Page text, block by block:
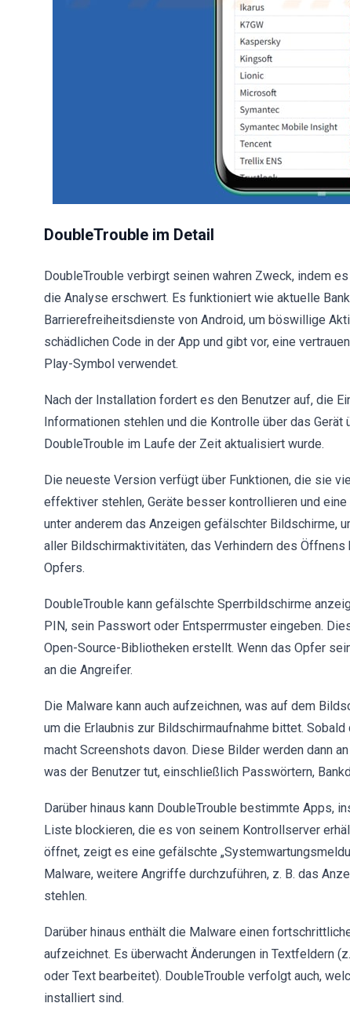
DoubleTrouble im Detail
DoubleTrouble verbirgt seinen wahren Zweck, indem
die Analyse erschwert. Es funktioniert wie aktuelle
Barrierefreiheitsdienste von Android, um böswillige
schädlichen Code in der App und gibt vor, eine
Play-Symbol verwendet.
Nach der Installation fordert es den Benutzer auf, die
Informationen stehlen und die Kontrolle über das
DoubleTrouble im Laufe der Zeit aktualisiert wurde.
Die neueste Version verfügt über Funktionen, die sie
effektiver stehlen, Geräte besser kontrollieren und
unter anderem das Anzeigen gefälschter Bildschirme,
aller Bildschirmaktivitäten, das Verhindern des
Opfers.
DoubleTrouble kann gefälschte Sperrbildschirme
PIN, sein Passwort oder Entsperrmuster eingeben.
Open-Source-Bibliotheken erstellt. Wenn das Opfer
an die Angreifer.
Die Malware kann auch aufzeichnen, was auf dem
um die Erlaubnis zur Bildschirmaufnahme bittet.
macht Screenshots davon. Diese Bilder werden dann
was der Benutzer tut, einschließlich Passwörtern,
Darüber hinaus kann DoubleTrouble bestimmte Apps,
Liste blockieren, die es von seinem Kontrollserver
öffnet, zeigt es eine gefälschte
Malware, weitere Angriffe durchzuführen, z. B. das
stehlen.
Darüber hinaus enthält die Malware einen
aufzeichnet. Es überwacht Änderungen in Textfeldern
oder Text bearbeitet). DoubleTrouble verfolgt auch,
installiert sind.